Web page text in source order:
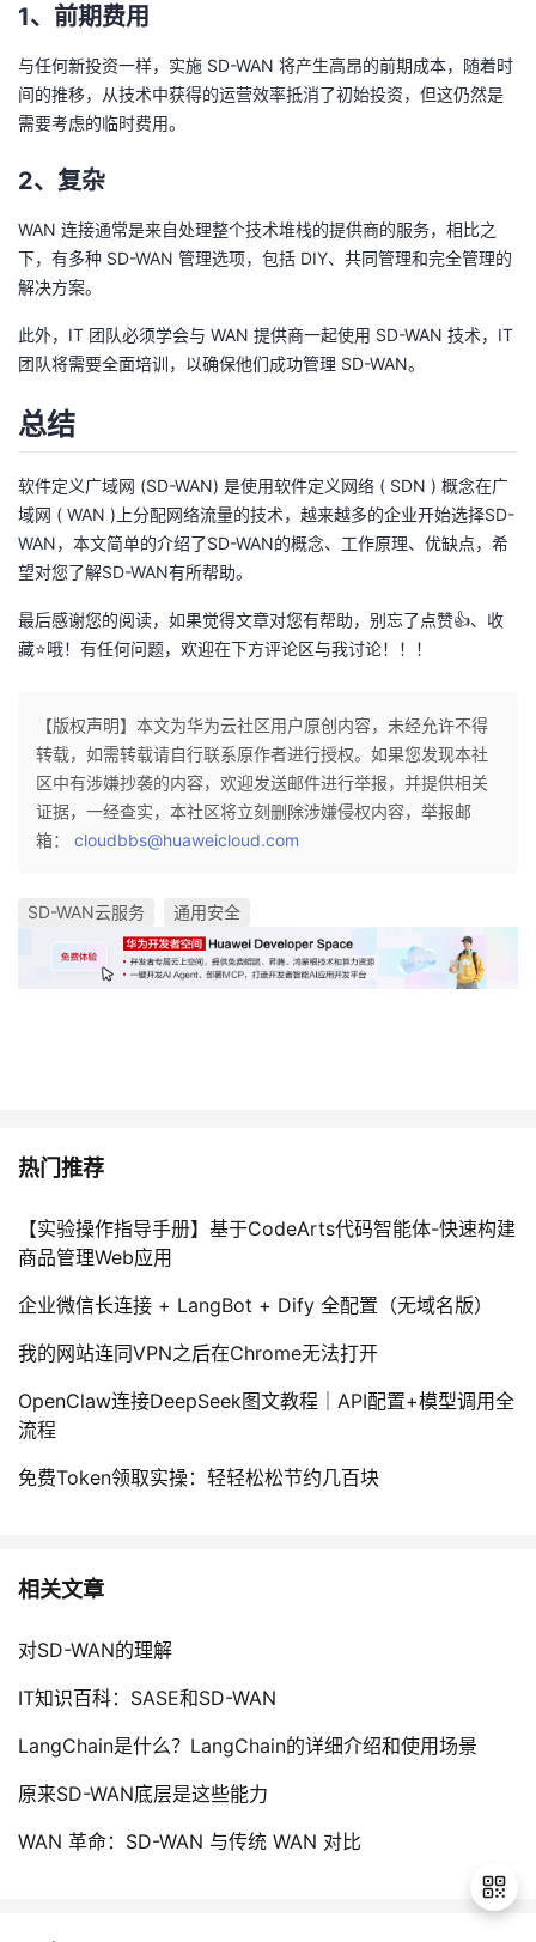
1、前期费用
与任何新投资一样，实施 SD-WAN 将产生高昂的前期成本，随着时
间的推移，从技术中获得的运营效率抵消了初始投资，但这仍然是
需要考虑的临时费用。
2、复杂
WAN 连接通常是来自处理整个技术堆栈的提供商的服务，相比之
下，有多种 SD-WAN 管理选项，包括 DIY、共同管理和完全管理的
解决方案。
此外，IT 团队必须学会与 WAN 提供商一起使用 SD-WAN 技术，IT
团队将需要全面培训，以确保他们成功管理 SD-WAN。
总结
软件定义广域网 (SD-WAN) 是使用软件定义网络 ( SDN ) 概念在广
域网 ( WAN )上分配网络流量的技术，越来越多的企业开始选择SD-
WAN，本文简单的介绍了SD-WAN的概念、工作原理、优缺点，希
望对您了解SD-WAN有所帮助。
最后感谢您的阅读，如果觉得文章对您有帮助，别忘了点赞👍、收
藏⭐哦！有任何问题，欢迎在下方评论区与我讨论！！！
【版权声明】本文为华为云社区用户原创内容，未经允许不得
转载，如需转载请自行联系原作者进行授权。如果您发现本社
区中有涉嫌抄袭的内容，欢迎发送邮件进行举报，并提供相关
证据，一经查实，本社区将立刻删除涉嫌侵权内容，举报邮
箱： cloudbbs@huaweicloud.com
SD-WAN云服务 通用安全
热门推荐
【实验操作指导手册】基于CodeArts代码智能体-快速构建
商品管理Web应用
企业微信长连接 + LangBot + Dify 全配置（无域名版）
我的网站连同VPN之后在Chrome无法打开
OpenClaw连接DeepSeek图文教程｜API配置+模型调用全
流程
免费Token领取实操：轻轻松松节约几百块
相关文章
对SD-WAN的理解
IT知识百科：SASE和SD-WAN
LangChain是什么？LangChain的详细介绍和使用场景
原来SD-WAN底层是这些能力
WAN 革命：SD-WAN 与传统 WAN 对比